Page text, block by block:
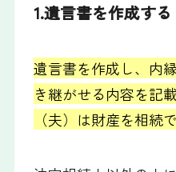
1.遺言書を作成する
遺言書を作成し、内
き継がせる内容を記
（夫）は財産を相続